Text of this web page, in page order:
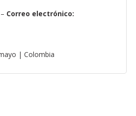
– Correo electrónico:
| Colombia